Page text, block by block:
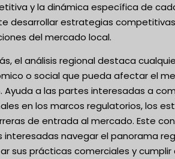
y la dinámica específica de
desarrollar estrategias
del mercado local.
el análisis regional destaca
o social que pueda afectar el
Ayuda a las partes interesadas a
en los marcos regulatorios, los
de entrada al mercado. Este
interesadas navegar el panorama
sus prácticas comerciales y cumplir